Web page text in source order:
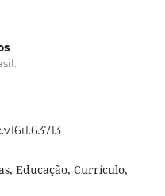
Educação, Currículo,